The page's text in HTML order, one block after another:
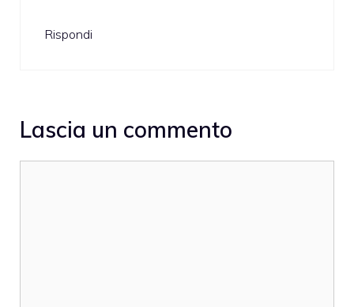
Rispondi
Lascia un commento